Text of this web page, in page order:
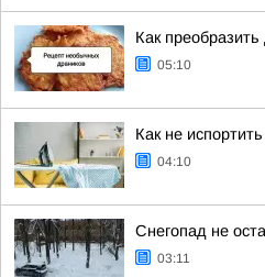
Как преобразить
05:10
Как не
04:10
Снегопад не
03:11